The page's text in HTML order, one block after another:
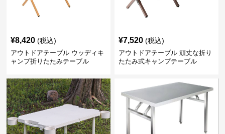
¥8,420 (税込)
アウトドアテーブル ウッディキ
ャンプ折りたたみテーブル
¥7,520 (税込)
アウトドアテーブル 頑丈な折り
たたみ式キャンプテーブル